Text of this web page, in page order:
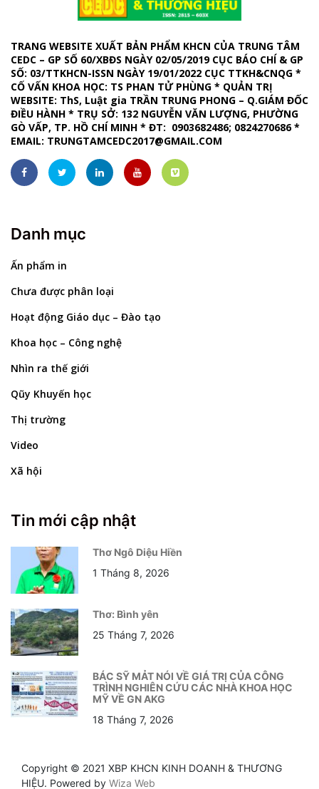
TRANG WEBSITE XUẤT BẢN PHẨM KHCN CỦA TRUNG TÂM
CEDC – GP SỐ 60/XBĐS NGÀY 02/05/2019 CỤC BÁO CHÍ & GP
SỐ: 03/TTKHCN-ISSN NGÀY 19/01/2022 CỤC TTKH&CNQG *
CỐ VẤN KHOA HỌC: TS PHAN TỬ PHÙNG * QUẢN TRỊ
WEBSITE: ThS, Luật gia TRẦN TRUNG PHONG – Q.GIÁM ĐỐC
ĐIỀU HÀNH * TRỤ SỞ: 132 NGUYỄN VĂN LƯỢNG, PHƯỜNG
GÒ VẤP, TP. HỒ CHÍ MINH * ĐT: 0903682486; 0824270686*
EMAIL: TRUNGTAMCEDC2017@GMAIL.COM
Danh mục
Ấn phẩm in
Chưa được phân loại
Hoạt động Giáo dục – Đào tạo
Khoa học – Công nghệ
Nhìn ra thế giới
Qũy Khuyến học
Thị trường
Video
Xã hội
Tin mới cập nhật
Thơ Ngô Diệu Hiền
1 Tháng 8, 2026
Thơ: Bình yên
25 Tháng 7, 2026
BÁC SỸ MẢT NÓI VỀ GIÁ TRỊ CỦA CÔNG
TRÌNH NGHIÊN CỨU CÁC NHÀ KHOA HỌC
MỸ VỀ GN AKG
18 Tháng 7, 2026
Copyright © 2021 XBP KHCN KINH DOANH & THƯƠNG
HIỆU. Powered by Wiza Web